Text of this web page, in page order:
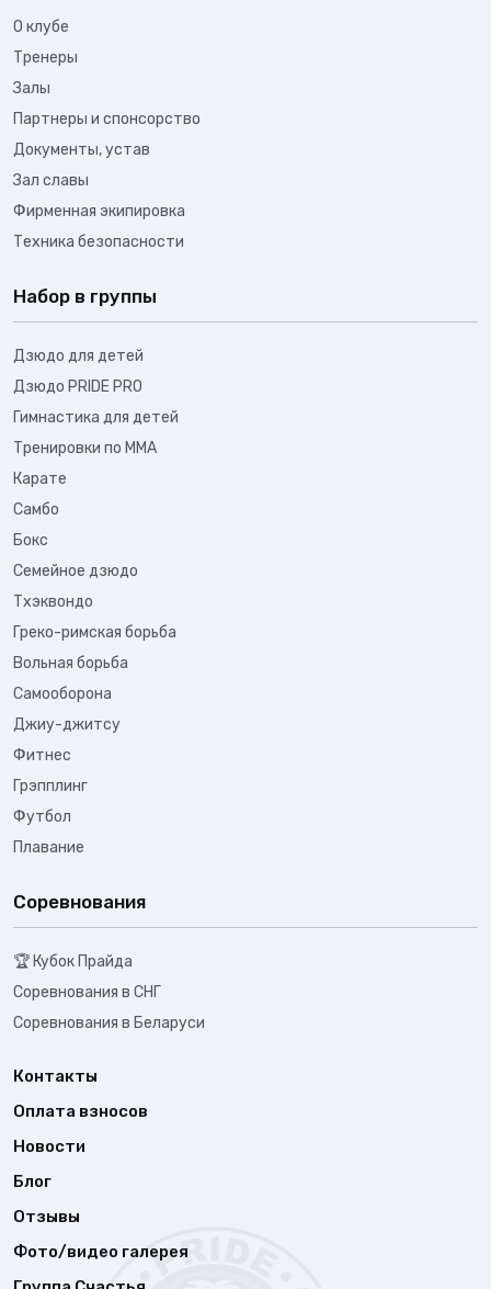
О клубе
Тренеры
Залы
Партнеры и спонсорство
Документы, устав
Зал славы
Фирменная экипировка
Техника безопасности
Набор в группы
Дзюдо для детей
Дзюдо PRIDE PRO
Гимнастика для детей
Тренировки по ММА
Карате
Самбо
Бокс
Семейное дзюдо
Тхэквондо
Греко-римская борьба
Вольная борьба
Самооборона
Джиу-джитсу
Фитнес
Грэпплинг
Футбол
Плавание
Соревнования
🏆 Кубок Прайда
Соревнования в СНГ
Соревнования в Беларуси
Контакты
Оплата взносов
Новости
Блог
Отзывы
Фото/видео галерея